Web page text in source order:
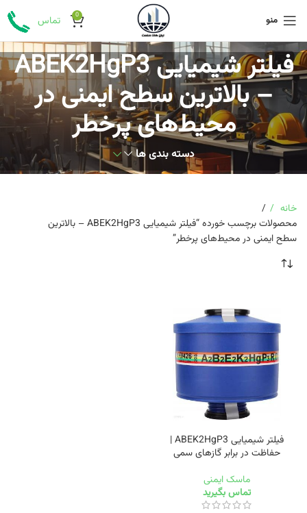
منو 0 تماس
فیلتر شیمیایی ABEK2HgP3
– بالاترین سطح ایمنی در
محیط‌های پرخطر
دسته بندی ها
خانه
محصولات برچسب خورده “فیلتر شیمیایی ABEK2HgP3 – بالاترین
سطح ایمنی در محیط‌های پرخطر”
فیلتر شیمیایی ABEK2HgP3 |
حفاظت در برابر گازهای سمی
ماسک ایمنی
تماس بگیرید